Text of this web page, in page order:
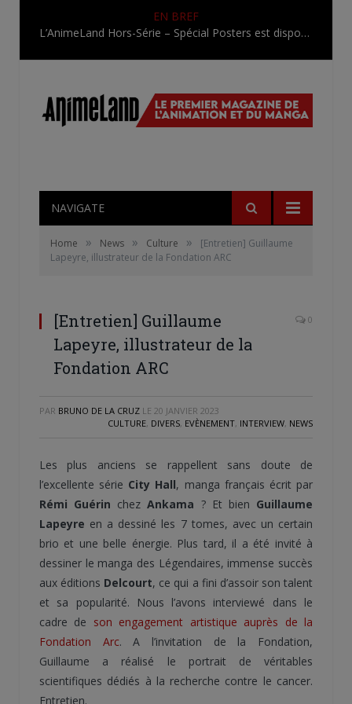
EN BREF
L’AnimeLand Hors-Série – Spécial Posters est disponible !
NAVIGATE
Home » News » Culture »
[Entretien] Guillaume
Lapeyre, illustrateur de la Fondation ARC
[Entretien] Guillaume
Lapeyre, illustrateur de la
Fondation ARC
0
PAR BRUNO DE LA CRUZ LE 20 JANVIER 2023
CULTURE, DIVERS, EVÈNEMENT, INTERVIEW, NEWS
Les plus anciens se rappellent sans doute de
l’excellente série City Hall, manga français écrit par
Rémi Guérin chezAnkama ? Et bien Guillaume
Lapeyre en a dessiné les 7 tomes, avec un certain
brio et une belle énergie. Plus tard, il a été invité à
dessiner le manga des Légendaires, immense succès
aux éditions Delcourt, ce qui a fini d’assoir son talent
et sa popularité. Nous l’avons interviewé dans le
cadre de son engagement artistique auprès de la
Fondation Arc. A l’invitation de la Fondation,
Guillaume a réalisé le portrait de véritables
scientifiques dédiés à la recherche contre le cancer.
Entretien.